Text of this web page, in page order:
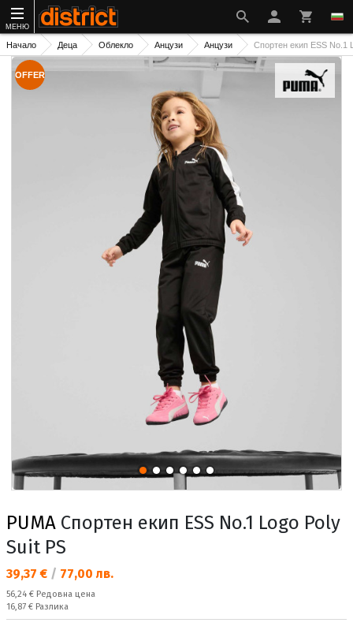
МЕНЮ
Начало Деца Облекло Анцузи Анцузи Спортен екип ESS No.1
OFFER
PUMA Спортен екип ESS No.1 Logo Poly
Suit PS
Текуща цена:
39,37 € / 77,00 лв.
Редовна цена:
56,24 € Редовна цена
Спестявате:
16,87 € Разлика